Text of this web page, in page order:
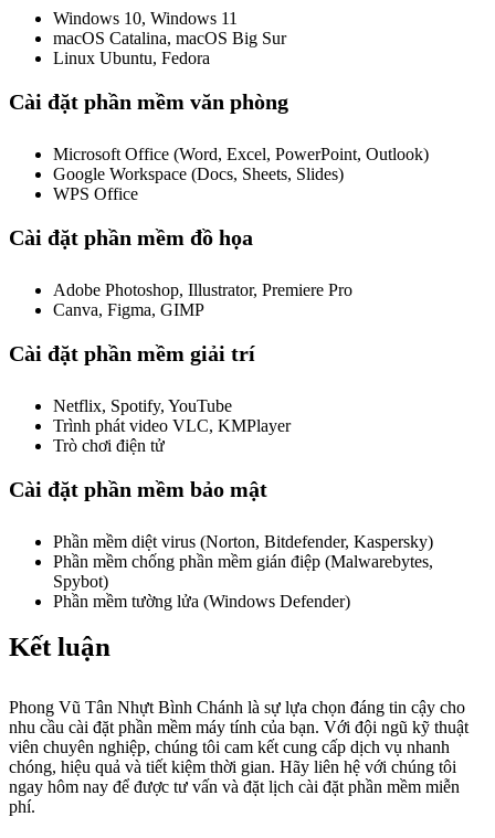
Windows 10, Windows 11
macOS Catalina, macOS Big Sur
Linux Ubuntu, Fedora
Cài đặt phần mềm văn phòng
Microsoft Office (Word, Excel, PowerPoint, Outlook)
Google Workspace (Docs, Sheets, Slides)
WPS Office
Cài đặt phần mềm đồ họa
Adobe Photoshop, Illustrator, Premiere Pro
Canva, Figma, GIMP
Cài đặt phần mềm giải trí
Netflix, Spotify, YouTube
Trình phát video VLC, KMPlayer
Trò chơi điện tử
Cài đặt phần mềm bảo mật
Phần mềm diệt virus (Norton, Bitdefender, Kaspersky)
Phần mềm chống phần mềm gián điệp (Malwarebytes,
Spybot)
Phần mềm tường lửa (Windows Defender)
Kết luận
Phong Vũ Tân Nhựt Bình Chánh là sự lựa chọn đáng tin cậy cho
nhu cầu cài đặt phần mềm máy tính của bạn. Với đội ngũ kỹ thuật
viên chuyên nghiệp, chúng tôi cam kết cung cấp dịch vụ nhanh
chóng, hiệu quả và tiết kiệm thời gian. Hãy liên hệ với chúng tôi
ngay hôm nay để được tư vấn và đặt lịch cài đặt phần mềm miễn
phí.